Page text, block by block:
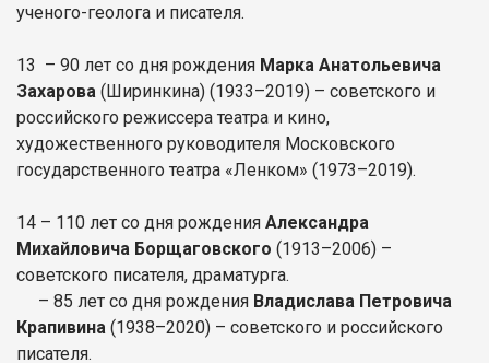
ученого-геолога и писателя.
13 – 90 лет со дня рождения Марка Анатольевича
Захарова (Ширинкина) (1933–2019) – советского и
российского режиссера театра и кино,
художественного руководителя Московского
государственного театра «Ленком» (1973–2019).
14 – 110 лет со дня рождения Александра
Михайловича Борщаговского (1913–2006) –
советского писателя, драматурга.
– 85 лет со дня рождения Владислава Петровича
Крапивина (1938–2020) – советского и российского
писателя.